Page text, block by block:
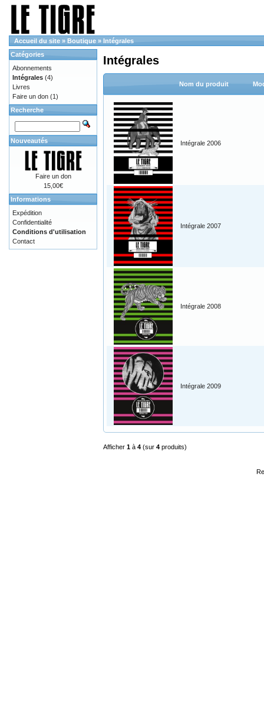
Accueil du site » Boutique » Intégrales
Intégrales
Nom du produit
Intégrale 2006
Intégrale 2007
Intégrale 2008
Intégrale 2009
Afficher 1 à 4 (sur 4 produits)
Catégories
Abonnements
Intégrales (4)
Livres
Faire un don (1)
Recherche
Nouveautés
Faire un don
15,00€
Informations
Expédition
Confidentialité
Conditions d'utilisation
Contact